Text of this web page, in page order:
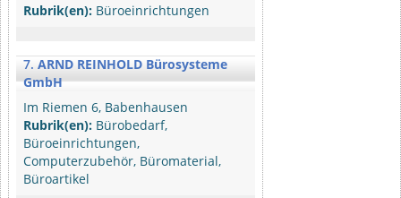
Rubrik(en): Büroeinrichtungen
7. ARND REINHOLD Bürosysteme
GmbH
Im Riemen 6, Babenhausen
Rubrik(en): Bürobedarf,
Büroeinrichtungen,
Computerzubehör, Büromaterial,
Büroartikel